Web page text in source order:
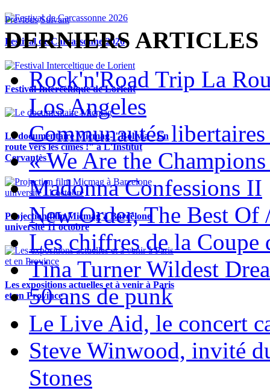
Festival de Carcassonne 2026
Festival Interceltique de Lorient
Le documentaire Micmag- "Bolivia - En
route vers les cimes !" à L'Institut
Cervantès !
Projection film Micmag à Barcelone
université 11 octobre
Les expositions actuelles et à venir à Paris
et en Province
Previous Suivant
DERNIERS ARTICLES
Rock'n'Road Trip La
Los Angeles
Communautés libertaires
« We Are the
Madonna Confessions II
New Order, The Best Of
Les chiffres de la Coupe
Tina Turner Wildest
50 ans de punk
Le Live Aid, le concert
Steve Winwood, invité
Stones